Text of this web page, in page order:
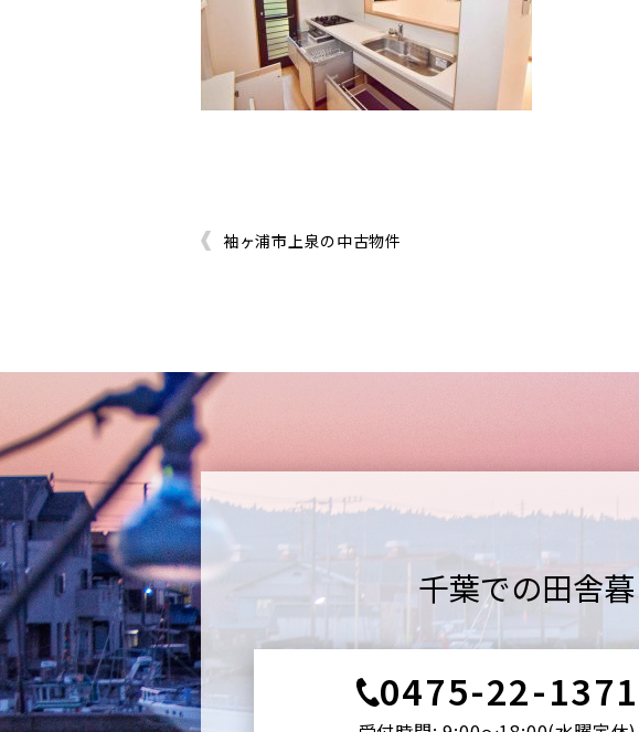
袖ヶ浦市上泉の中古物件
千葉での田舎暮
0475-22-1371